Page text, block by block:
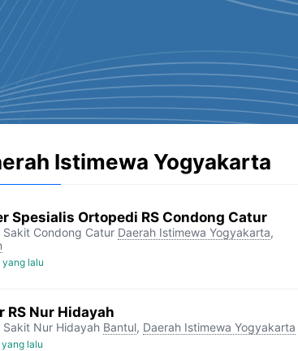
Istimewa Yogyakarta
Spesialis Ortopedi RS Condong Catur
Sakit Condong Catur Daerah Istimewa Yogyakarta,
lalu
RS Nur Hidayah
Sakit Nur Hidayah Bantul, Daerah Istimewa Yogyakarta
lalu